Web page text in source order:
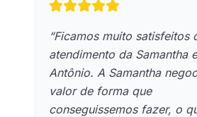
“Ficamos muito satisfeitos
atendimento da Samantha
Antônio. A Samantha
valor de forma que
conseguissemos fazer, o